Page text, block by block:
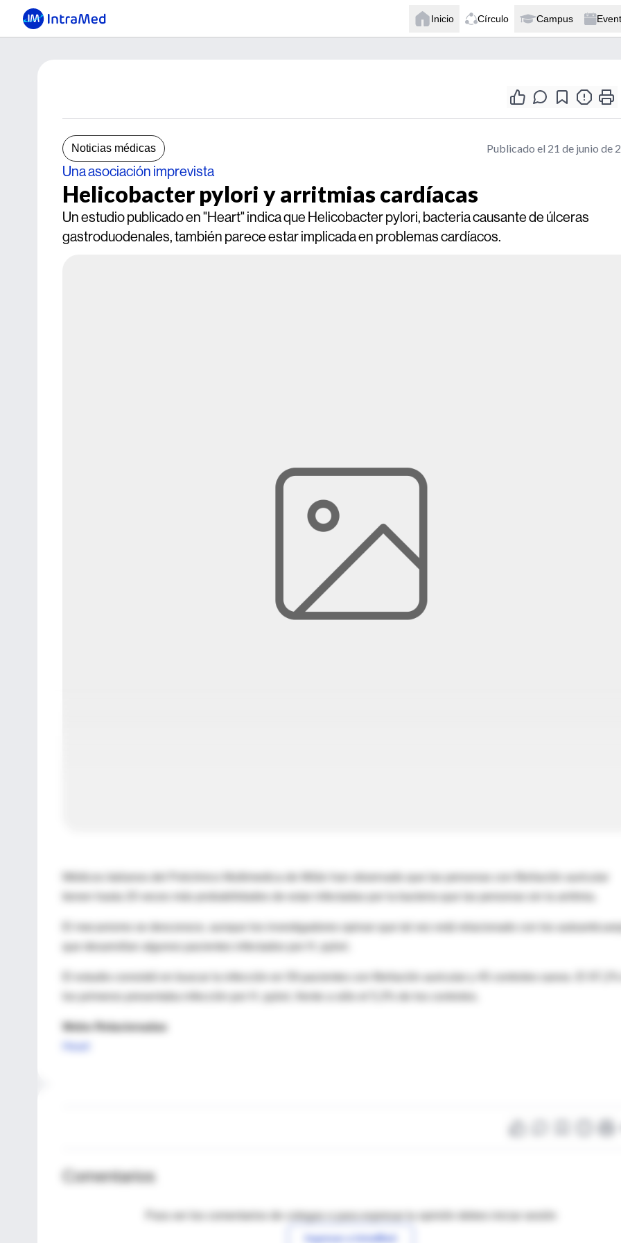
Inicio Círculo Campus
Noticias médicas Publicado el 21 de junio de
Una asociación imprevista
Helicobacter pylori y arritmias cardíacas
Un estudio publicado en "Heart" indica que Helicobacter pylori, bacteria causante de úlceras
gastroduodenales, también parece estar implicada en problemas cardíacos.
El mecanismo se desconoce, aunque los investigadores opinan que tal vez está relacionado con los
que desarrollan algunos pacientes infectados por H. pylori.
Webs Relacionadas
Comentarios
Para ver los comentarios de colegas o para expresar tu opinión debes iniciar sesión
Ingresar a IntraMed